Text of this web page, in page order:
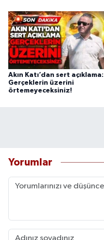
Akın Katı’dan sert açıklama:
Gerçeklerin üzerini
örtemeyeceksiniz!
Yorumlar